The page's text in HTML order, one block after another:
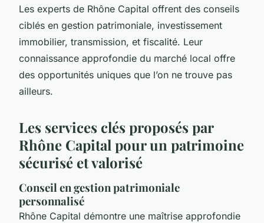
Les experts de Rhône Capital offrent des conseils
ciblés en gestion patrimoniale, investissement
immobilier, transmission, et fiscalité. Leur
connaissance approfondie du marché local offre
des opportunités uniques que l’on ne trouve pas
ailleurs.
Les services clés proposés par
Rhône Capital pour un patrimoine
sécurisé et valorisé
Conseil en gestion patrimoniale
personnalisé
Rhône Capital démontre une maîtrise approfondie